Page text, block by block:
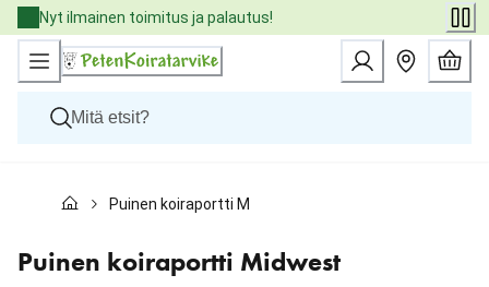
Skip
to
Content
Nyt ilmainen toimitus ja palautus!
Kissat
Eläinlääkäriruoat
Tuotemerkit
Puinen koiraportti Midwest
Puinen koiraportti Midwest